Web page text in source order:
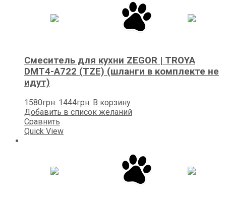
Смеситель для кухни ZEGOR | TROYA
DMT4-A722 (TZE) (шланги в комплекте не
идут)
1580грн. Первоначальная
цена
составляла
1580грн..
1444грн. Текущая
цена:
В корзину
Добавить в список желаний
Сравнить
Quick View